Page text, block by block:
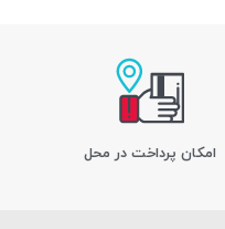
امکان پرداخت در محل